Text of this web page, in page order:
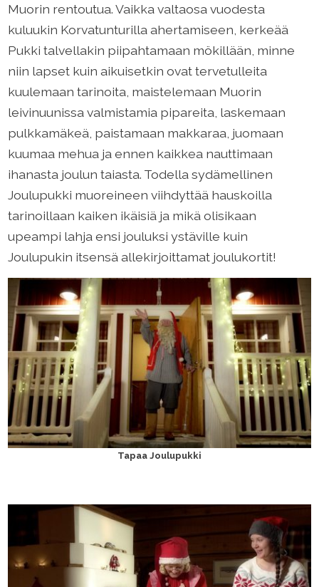
Muorin rentoutua. Vaikka valtaosa vuodesta
kuluukin Korvatunturilla ahertamiseen, kerkeää
Pukki talvellakin piipahtamaan mökillään, minne
niin lapset kuin aikuisetkin ovat tervetulleita
kuulemaan tarinoita, maistelemaan Muorin
leivinuunissa valmistamia pipareita, laskemaan
pulkkamäkeä, paistamaan makkaraa, juomaan
kuumaa mehua ja ennen kaikkea nauttimaan
ihanasta joulun taiasta. Todella sydämellinen
Joulupukki muoreineen viihdyttää hauskoilla
tarinoillaan kaiken ikäisiä ja mikä olisikaan
upeampi lahja ensi jouluksi ystäville kuin
Joulupukin itsensä allekirjoittamat joulukortit!
Tapaa Joulupukki